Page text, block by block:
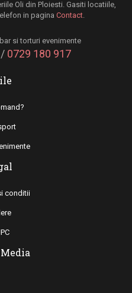
Oli din Ploiesti. Gasiti locatiile,
in pagina Contact.
si torturi evenimente
/ 0729 180 917
conditii